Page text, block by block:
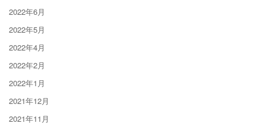
2022年6月
2022年5月
2022年4月
2022年2月
2022年1月
2021年12月
2021年11月